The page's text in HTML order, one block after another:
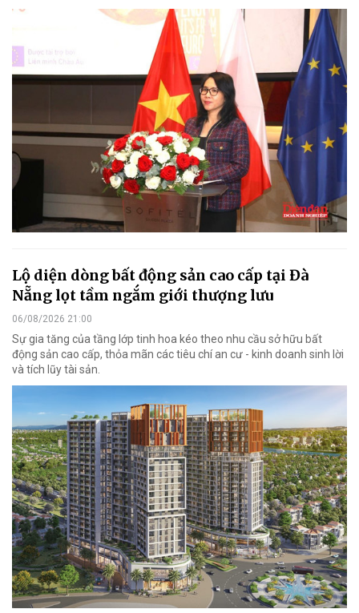
Lộ diện dòng bất động sản cao cấp tại Đà
Nẵng lọt tầm ngắm giới thượng lưu
06/08/2026 21:00
Sự gia tăng của tầng lớp tinh hoa kéo theo nhu cầu sở hữu bất
động sản cao cấp, thỏa mãn các tiêu chí an cư - kinh doanh sinh lời
và tích lũy tài sản.